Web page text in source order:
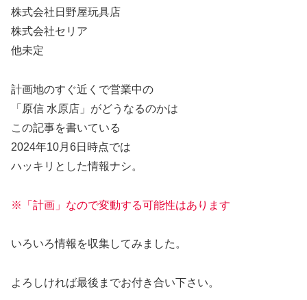
株式会社日野屋玩具店
株式会社セリア
他未定
計画地のすぐ近くで営業中の
「原信 水原店」がどうなるのかは
この記事を書いている
2024年10月6日時点では
ハッキリとした情報ナシ。
※「計画」なので変動する可能性はあります
いろいろ情報を収集してみました。
よろしければ最後までお付き合い下さい。